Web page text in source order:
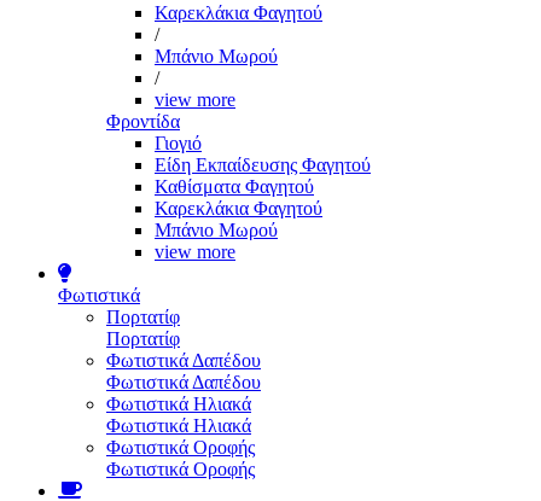
Καρεκλάκια Φαγητού
/
Μπάνιο Μωρού
/
view more
Φροντίδα
Γιογιό
Είδη Εκπαίδευσης Φαγητού
Καθίσματα Φαγητού
Καρεκλάκια Φαγητού
Μπάνιο Μωρού
view more
Φωτιστικά
Πορτατίφ
Πορτατίφ
Φωτιστικά Δαπέδου
Φωτιστικά Δαπέδου
Φωτιστικά Ηλιακά
Φωτιστικά Ηλιακά
Φωτιστικά Οροφής
Φωτιστικά Οροφής